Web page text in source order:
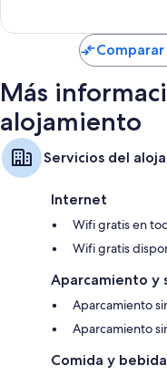
Newly
Más
alojamiento
Servicios del
Internet
Wifi gratis en
Wifi gratis
Aparcamiento y
Aparcamiento
Aparcamiento
Comida y bebida